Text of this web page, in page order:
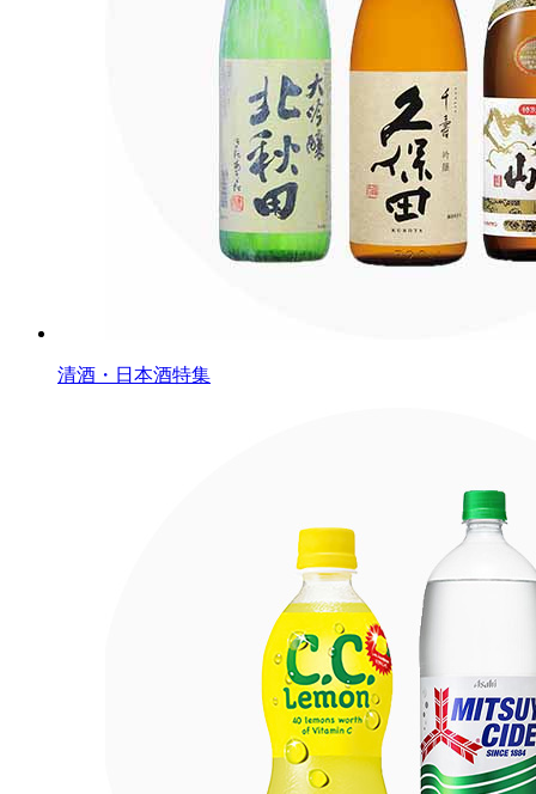
清酒・日本酒特集